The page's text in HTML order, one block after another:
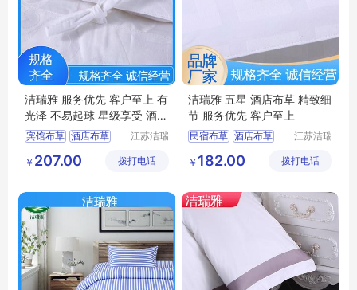
洁瑞雅 服务优先 客户至上 有
光泽 不易起球 星级享受 酒店
布草
宾馆布草 酒店布草
民宿布草
江苏洁瑞
有限公司
￥ 207.00 拨打电话
洁瑞雅 五星 酒店布草 精致细
节 服务优先 客户至上
民宿布草 酒店布草
客房布草
江苏洁瑞
有限公司
￥ 182.00 拨打电话